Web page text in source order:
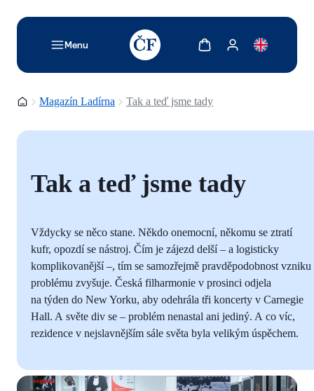
Menu
TODO: Add description for reader
Zobrazit košíkZobrazit můj účet
Domovská stránka
Magazín Ladírna Tak a teď jsme tady
Tak a teď jsme tady
Vždycky se něco stane. Někdo onemocní, někomu se ztratí
kufr, opozdí se nástroj. Čím je zájezd delší – a logisticky
komplikovanější –, tím se samozřejmě pravděpodobnost vzniku
problému zvyšuje. Česká filharmonie v prosinci odjela
na týden do New Yorku, aby odehrála tři koncerty v Carnegie
Hall. A světe div se – problém nenastal ani jediný. A co víc,
rezidence v nejslavnějším sále světa byla velikým úspěchem.